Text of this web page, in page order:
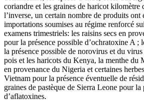
coriandre et les graines de haricot kilomètre
l’inverse, un certain nombre de produits ont
importations soumises au régime renforcé
examens trimestriels: les raisins secs en
pour la présence possible d’ochratoxine A ;
la présence possible de norovirus et du
pois et les haricots du Kenya, la menthe du
en provenance du Nigeria et certaines
Vietnam pour la présence éventuelle de
graines de pastèque de Sierra Leone pour la
d’aflatoxines.